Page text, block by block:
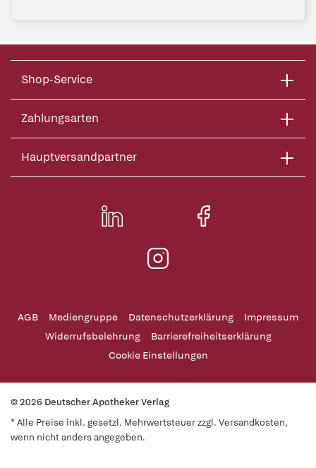
Shop-Service
Zahlungsarten
Hauptversandpartner
AGB Mediengruppe Datenschutzerklärung
Impressum
Widerrufsbelehrung
Barrierefreiheitserklärung
Cookie Einstellungen
© 2026 Deutscher Apotheker Verlag
* Alle Preise inkl. gesetzl. Mehrwertsteuer zzgl. Versandkosten,
wenn nicht anders angegeben.